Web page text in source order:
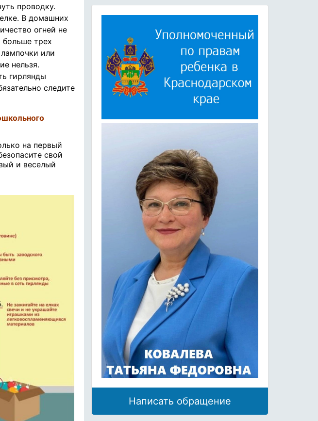
проводку.
В домашних
огней не
больше трех
или
нельзя.
гирлянды
следите
на первый
свой
и веселый
Написать обращение